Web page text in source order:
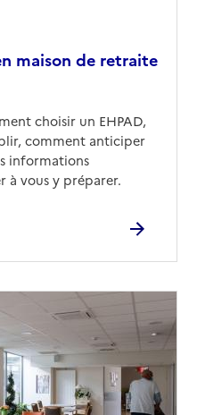
maison de retraite
choisir un EHPAD,
comment anticiper
informations
à vous y préparer.